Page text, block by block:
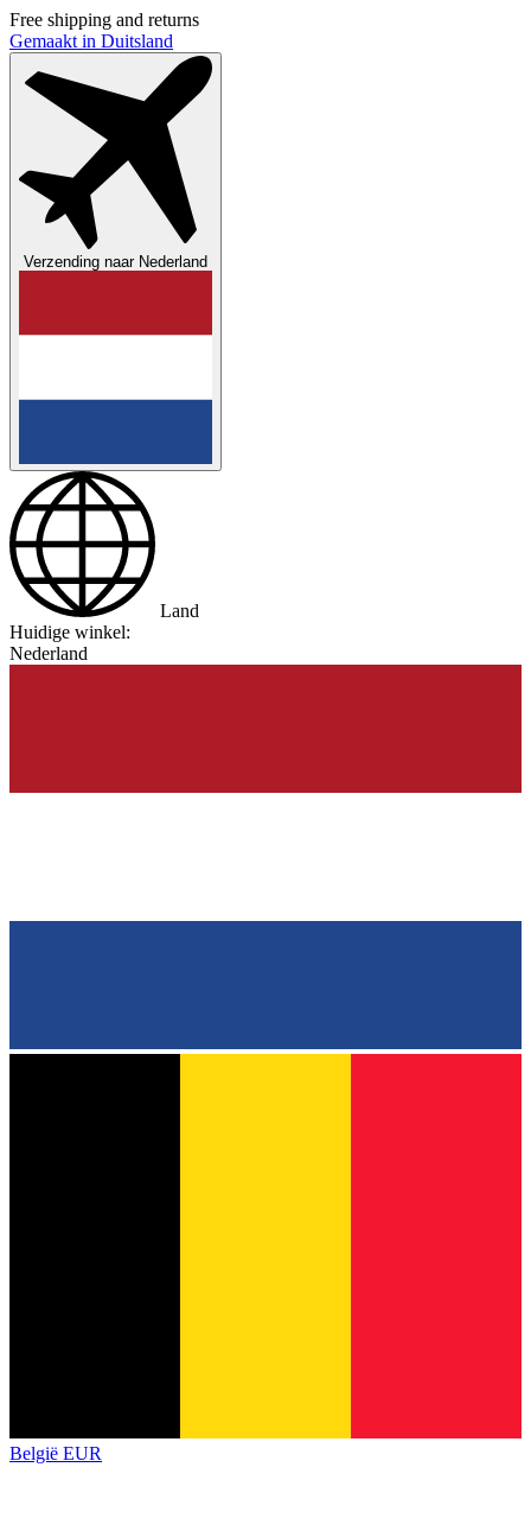
Free shipping and returns
Gemaakt in Duitsland
Verzending naarNederland
Land
Huidige winkel:
Nederland
België EUR